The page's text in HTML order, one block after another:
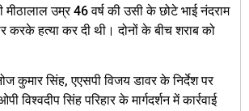
मीठालाल उम्र 46 वर्ष की उसी के छोटे भाई नंदराम
करके हत्या कर दी थी। दोनों के बीच शराब को
कुमार सिंह, एएसपी विजय डावर के निर्देश पर
विश्वदीप सिंह परिहार के मार्गदर्शन में कार्रवाई